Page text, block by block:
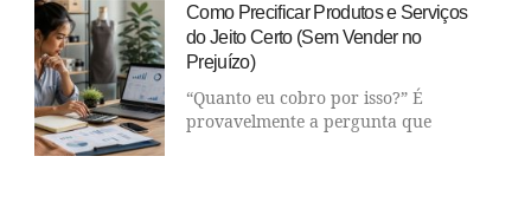
Como Precificar Produtos e Serviços
do Jeito Certo (Sem Vender no
Prejuízo)
“Quanto eu cobro por isso?” É
provavelmente a pergunta que